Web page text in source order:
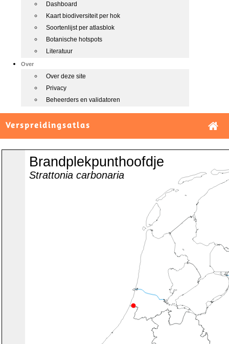
Dashboard
Kaart biodiversiteit per hok
Soortenlijst per atlasblok
Botanische hotspots
Literatuur
Over
Over deze site
Privacy
Beheerders en validatoren
Verspreidingsatlas